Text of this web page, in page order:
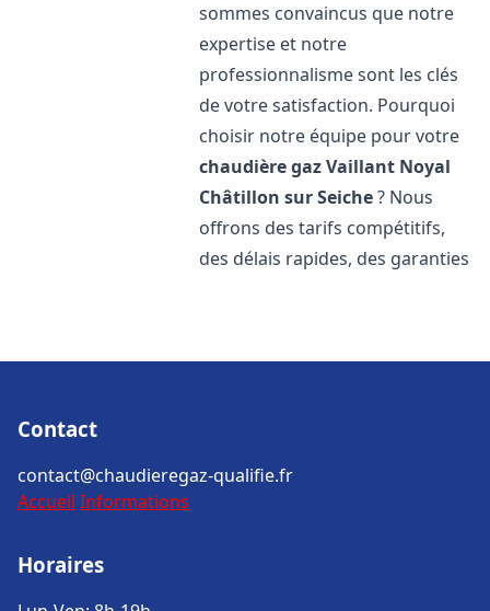
sommes convaincus que notre
expertise et notre
professionnalisme sont les clés
de votre satisfaction. Pourquoi
choisir notre équipe pour votre
chaudière gaz Vaillant Noyal
Châtillon sur Seiche? Nous
offrons des tarifs compétitifs,
des délais rapides, des garanties
Contact
contact@chaudieregaz-qualifie.fr
Accueil Informations
Horaires